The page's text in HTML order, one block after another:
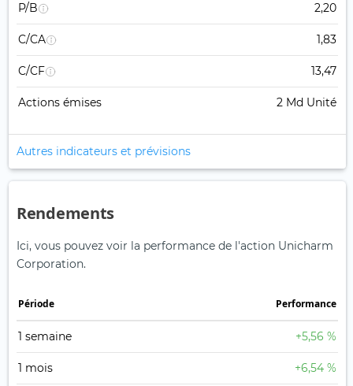
P/B 2,20
C/CA 1,83
C/CF 13,47
Actions émises 2 Md Unité
Autres indicateurs et prévisions
Rendements
Ici, vous pouvez voir la performance de l'action Unicharm
Corporation.
Période Performance
1 semaine +5,56 %
1 mois +6,54 %